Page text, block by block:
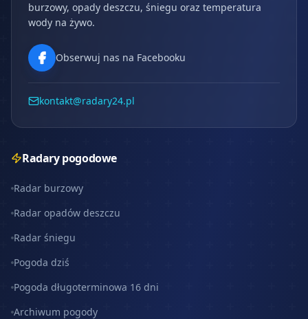
burzowy, opady deszczu, śniegu oraz temperatura
wody na żywo.
Obserwuj nas na Facebooku
kontakt@radary24.pl
Radary pogodowe
Radar burzowy
Radar opadów deszczu
Radar śniegu
Pogoda dziś
Pogoda długoterminowa 16 dni
Archiwum pogody